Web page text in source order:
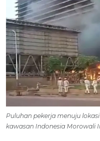
Puluhan pekerja menuju
kawasan Indonesia Morowali